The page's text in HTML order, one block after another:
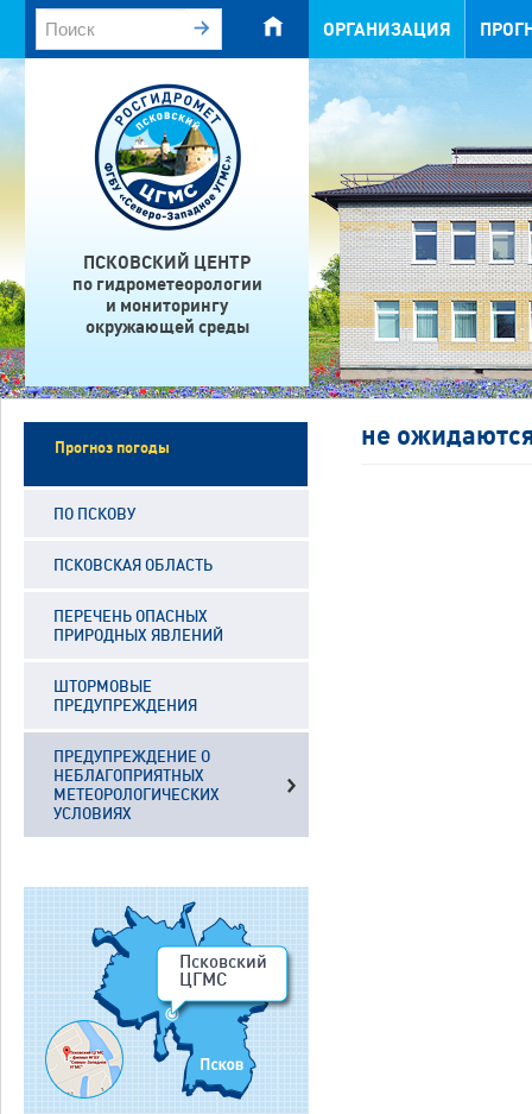
ОРГАНИЗАЦИЯ
ПСКОВСКИЙ ЦЕНТР
по гидрометеорологии
и мониторингу
окружающей среды
Прогноз погоды
ПО ПСКОВУ
ПСКОВСКАЯ ОБЛАСТЬ
ПЕРЕЧЕНЬ ОПАСНЫХ
ПРИРОДНЫХ ЯВЛЕНИЙ
ШТОРМОВЫЕ
ПРЕДУПРЕЖДЕНИЯ
ПРЕДУПРЕЖДЕНИЕ О
НЕБЛАГОПРИЯТНЫХ
МЕТЕОРОЛОГИЧЕСКИХ
УСЛОВИЯХ
Псковский
ЦГМС
не